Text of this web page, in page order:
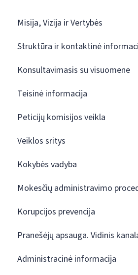
Misija, Vizija ir Vertybės
Struktūra ir kontaktinė
Konsultavimasis su visuomene
Teisinė informacija
Peticijų komisijos veikla
Veiklos sritys
Kokybės vadyba
Mokesčių administravimo
Korupcijos prevencija
Pranešėjų apsauga. Vidinis
Administracinė informacija